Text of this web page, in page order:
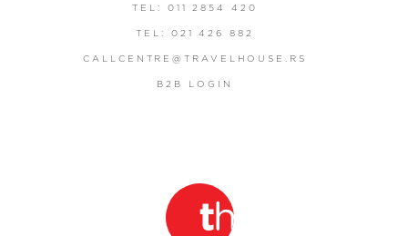
TEL: 011 2854 420
TEL: 021 426 882
CALLCENTRE@TRAVELHOUSE.RS
B2B LOGIN